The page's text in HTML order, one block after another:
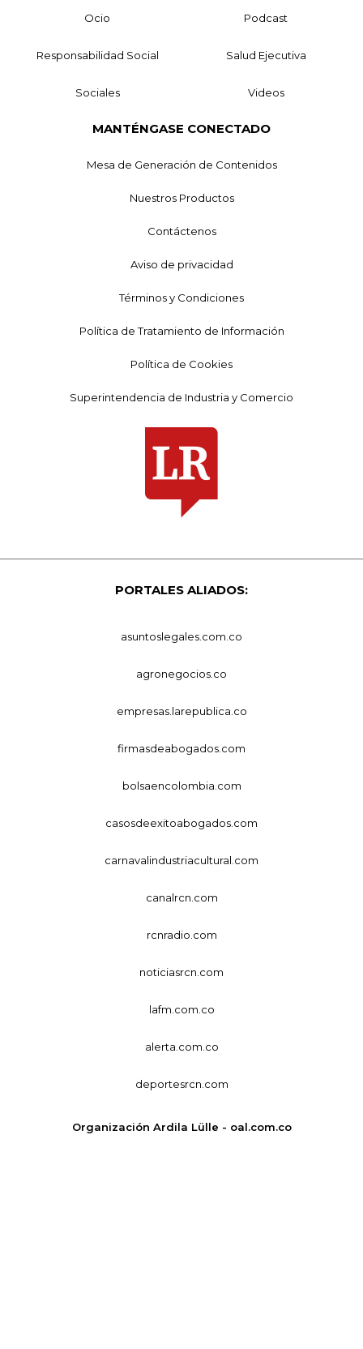
Ocio Podcast
Responsabilidad Social Salud Ejecutiva
Sociales Videos
MANTÉNGASE CONECTADO
Mesa de Generación de Contenidos
Nuestros Productos
Contáctenos
Aviso de privacidad
Términos y Condiciones
Política de Tratamiento de Información
Política de Cookies
Superintendencia de Industria y Comercio
PORTALES ALIADOS:
asuntoslegales.com.co
agronegocios.co
empresas.larepublica.co
firmasdeabogados.com
bolsaencolombia.com
casosdeexitoabogados.com
carnavalindustriacultural.com
canalrcn.com
rcnradio.com
noticiasrcn.com
lafm.com.co
alerta.com.co
deportesrcn.com
Organización Ardila Lülle - oal.com.co